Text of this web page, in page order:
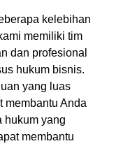
kelebihan
memiliki tim
dan profesional
hukum bisnis.
yang luas
membantu Anda
hukum yang
membantu